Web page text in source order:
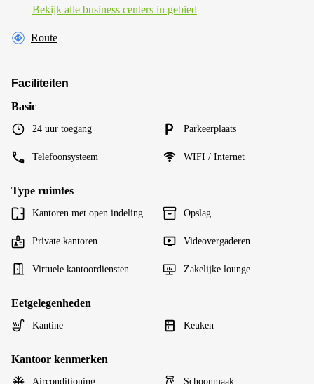
Bekijk alle business centers in gebied
Route
Faciliteiten
Basic
24 uur toegang Parkeerplaats
Telefoonsysteem WIFI / Internet
Type ruimtes
Kantoren met open indeling Opslag
Private kantoren Videovergaderen
Virtuele kantoordiensten Zakelijke lounge
Eetgelegenheden
Kantine Keuken
Kantoor kenmerken
Airconditioning Schoonmaak